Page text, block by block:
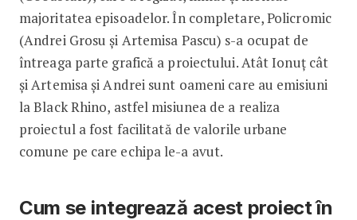
majoritatea episoadelor. În completare, Policromic
(Andrei Grosu și Artemisa Pascu) s-a ocupat de
întreaga parte grafică a proiectului. Atât Ionuț cât
și Artemisa și Andrei sunt oameni care au emisiuni
la Black Rhino, astfel misiunea de a realiza
proiectul a fost facilitată de valorile urbane
comune pe care echipa le-a avut.
Cum se integrează acest proiect în